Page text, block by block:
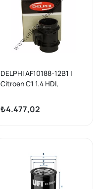
DELPHI AF10188-12B1 |
Citroen C1 1.4 HDI,
2002-2012 1.4 TDCI,
Peugeot
₺4.477,02